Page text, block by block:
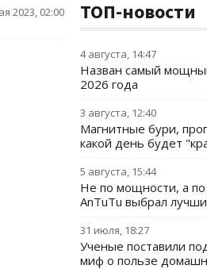
2023, 02:00 ТОП-новости
4 августа, 14:47
Назван самый
2026 года
3 августа, 12:40
Магнитные бури,
какой день будет
5 августа, 15:44
Не по мощности, а
AnTuTu выбрал
31 июля, 18:27
Ученые поставили
миф о пользе